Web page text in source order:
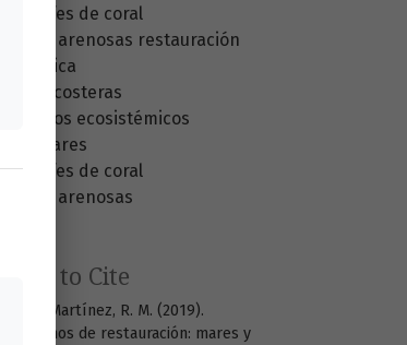
arrecifes de coral
playas arenosas restauración
ecológica
zonas costeras
servicios ecosistémicos
manglares
arrecifes de coral
playas arenosas
How to Cite
López-Martínez, R. M. (2019).
Hablemos de restauración: mares y